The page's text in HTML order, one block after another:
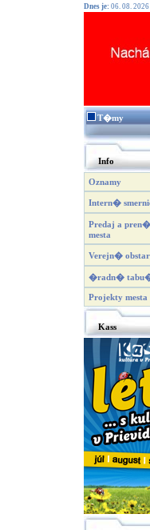
Dnes je: 06. 08. 2026 |
T�my
Info
Oznamy
Intern�
Predaj a
mesta
Verejn�
�radn�
Projekty mesta
Kass